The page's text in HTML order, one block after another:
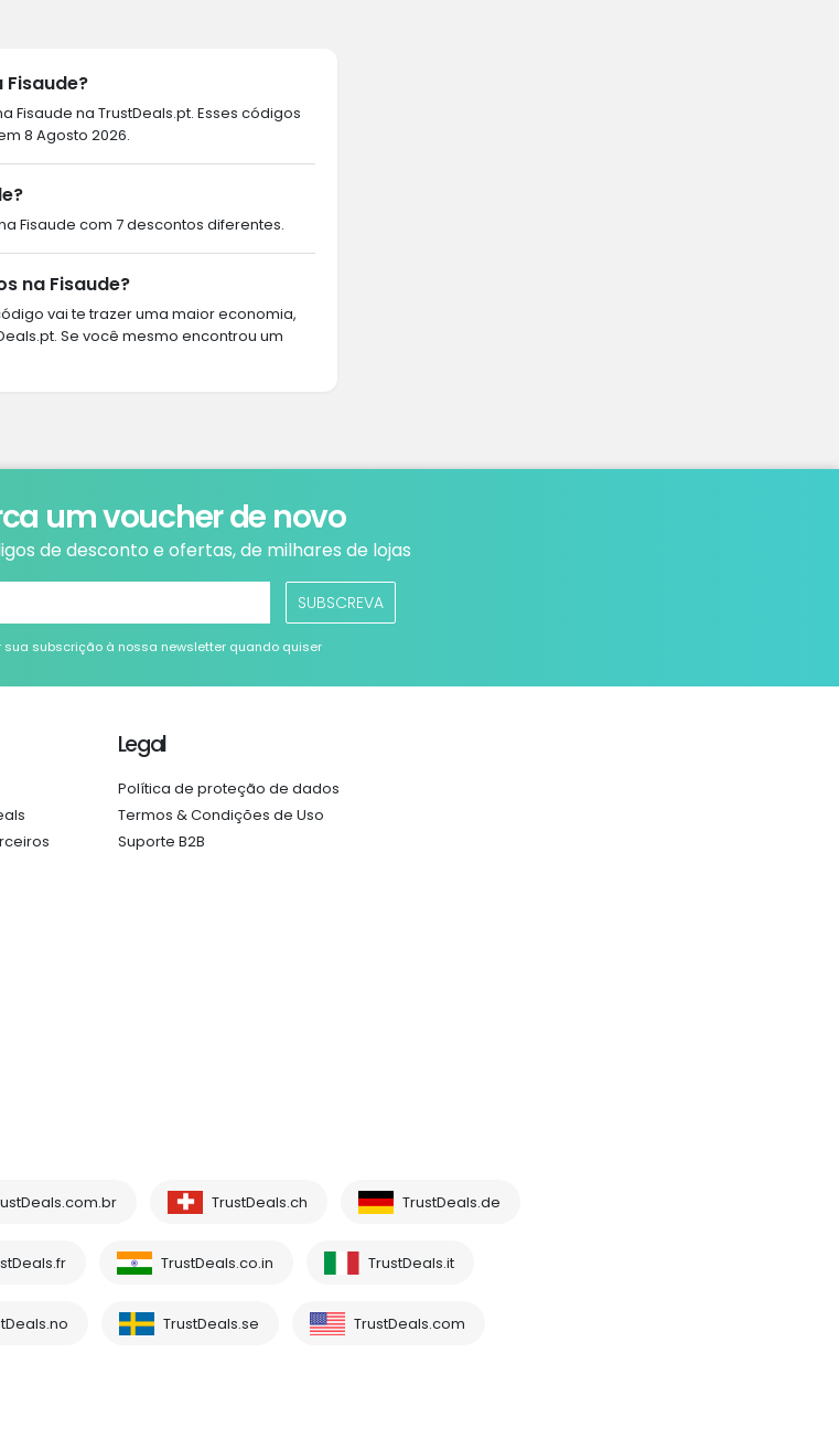
na TrustDeals.pt. Esses códigos
8 Agosto 2026.
Fisaude com 7 descontos diferentes.
na Fisaude?
vai te trazer uma maior economia,
Se você mesmo encontrou um
um voucher de novo
de desconto e ofertas, de milhares de lojas
SUBSCREVA
sua subscrição à nossa newsletter quando quiser
Legal
Política de proteção de dados
Termos & Condições de Uso
Suporte B2B
TrustDeals.ch TrustDeals.de
TrustDeals.co.in TrustDeals.it
TrustDeals.se TrustDeals.com